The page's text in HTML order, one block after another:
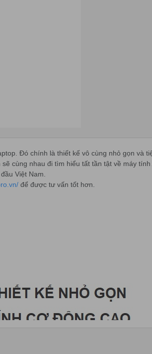
Đó chính là thiết kế vô cùng nhỏ gọn và
cùng nhau đi tìm hiểu tất tần tật về máy tính
Việt Nam.
để được tư vấn tốt hơn.